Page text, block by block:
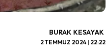
BURAK KESAYAK
2 TEMMUZ 2024 | 22:22